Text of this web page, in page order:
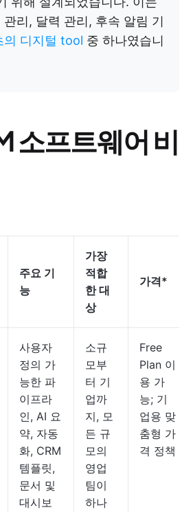
리, 달력 관리, 후속 알림 기
의 디지털 tool 중 하나였습니
소프트웨어 비
주요 기
능
가장
적합
한 대
상
가격*
사용자
정의 가
능한 파
이프라
인, AI 요
약, 자동
화, CRM
템플릿,
문서 및
대시보
소규
모부
터 기
업까
지, 모
든 규
모의
영업
팀이
하나
Free
Plan 이
용 가
능; 기
업용 맞
춤형 가
격 정책